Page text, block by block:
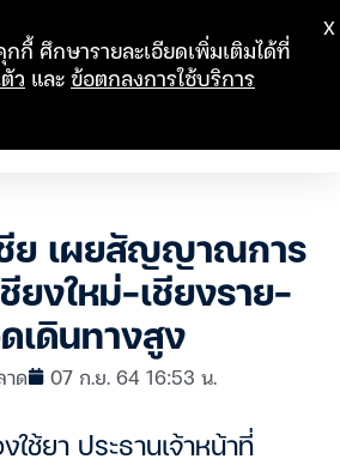
ชีย เผยสัญญาณการ
ยงใหม่-เชียงราย-
เดินทางสูง
ด 07 ก.ย. 64 16:53 น.
ช้ยา ประธานเจ้าหน้าที่
กี้ ศึกษารายละเอียดเพิ่มเติมได้ที่
ว และข้อตกลงการใช้บริการ
X